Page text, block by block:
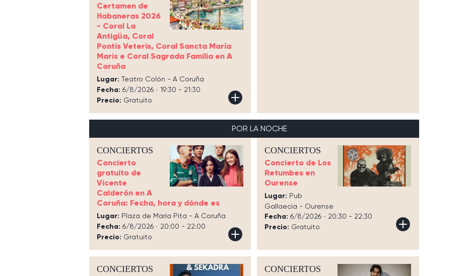
Certamen de
Habaneras 2026
- Coral La
Antigüa, Coral
Pontis Veteris, Coral Sancta María
Maris e Coral Sagrada Familia en A
Coruña
Lugar: Teatro Colón - A Coruña
Fecha: 6/8/2026 · 19:30 - 21:30
Precio: Gratuito
POR LA NOCHE
CONCIERTOS
Concierto
gratuito de
Vicente
Calderón en A
Coruña: Fecha, hora y dónde es
Lugar: Plaza de María Pita - A Coruña
Fecha: 6/8/2026 · 20:00 - 22:00
Precio: Gratuito
CONCIERTOS
Concierto de Los
Retumbes en
Ourense
Lugar: Pub
Gallaecia - Ourense
Fecha: 6/8/2026 · 20:30 - 22:30
Precio: Gratuito
CONCIERTOS CONCIERTOS